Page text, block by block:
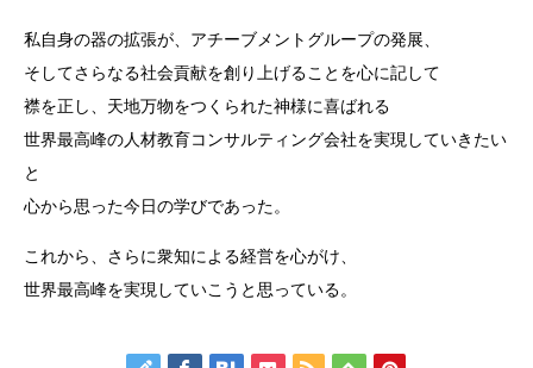
私自身の器の拡張が、アチーブメントグループの発展、
そしてさらなる社会貢献を創り上げることを心に記して
襟を正し、天地万物をつくられた神様に喜ばれる
世界最高峰の人材教育コンサルティング会社を実現していきたい
と
心から思った今日の学びであった。
これから、さらに衆知による経営を心がけ、
世界最高峰を実現していこうと思っている。